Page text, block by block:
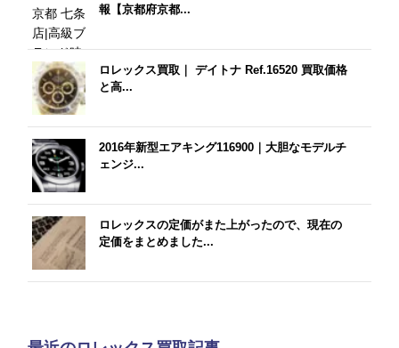
報【京都府京都...
ロレックス買取｜ デイトナ Ref.16520 買取価格
と高...
2016年新型エアキング116900｜大胆なモデルチ
ェンジ...
ロレックスの定価がまた上がったので、現在の
定価をまとめました...